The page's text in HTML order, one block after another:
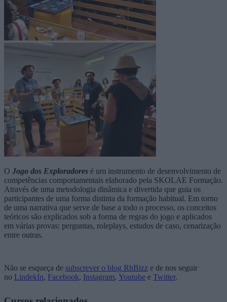
O Jogo dos Exploradores é um instrumento de desenvolvimento de
competências comportamentais elaborado pela SKOLAE Formação.
Através de uma metodologia dinâmica e divertida que guia os
participantes de uma forma distinta da formação habitual. Em torno
de uma narrativa que serve de base a todo o processo, os conceitos
teóricos são explicados sob a forma de regras do jogo e aplicados
em várias provas: perguntas, roleplays, estudos de caso, cenarização
entre outras.
Não se esqueça de subscrever o blog RhBizz e de nos seguir
no LindekIn, Facebook, Instagram, Youtube e Twitter.